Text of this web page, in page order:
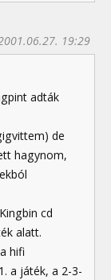
19:29
adták
de
hagynom,
cd
alatt.
hifi
a játék, a 2-3-